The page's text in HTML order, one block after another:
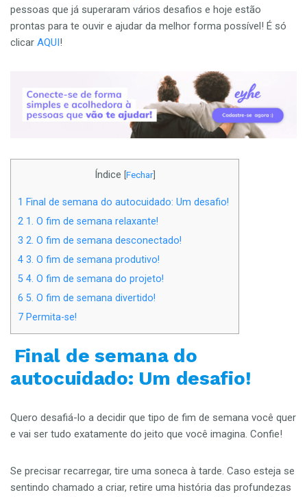
pessoas que já superaram vários desafios e hoje estão
prontas para te ouvir e ajudar da melhor forma possível! É só
clicar AQUI!
Índice [Fechar]
1 Final de semana do autocuidado: Um desafio!
2 1. O fim de semana relaxante!
3 2. O fim de semana desconectado!
4 3. O fim de semana produtivo!
5 4. O fim de semana do projeto!
6 5. O fim de semana divertido!
7 Permita-se!
Final de semana do
autocuidado: Um desafio!
Quero desafiá-lo a decidir que tipo de fim de semana você quer
e vai ser tudo exatamente do jeito que você imagina. Confie!
Se precisar recarregar, tire uma soneca à tarde. Caso esteja se
sentindo chamado a criar, retire uma história das profundezas